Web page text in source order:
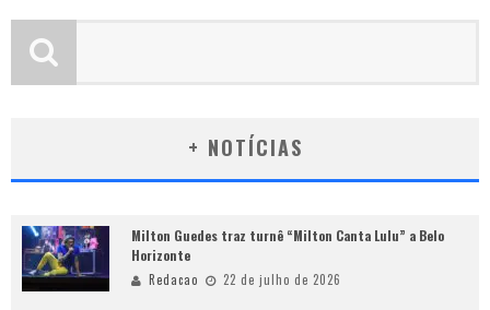
+ NOTÍCIAS
Milton Guedes traz turnê “Milton Canta Lulu” a Belo
Horizonte
Redacao 22 de julho de 2026